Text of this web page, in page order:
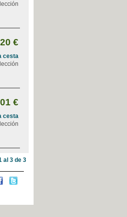
€
cesta
€
cesta
al 3 de 3